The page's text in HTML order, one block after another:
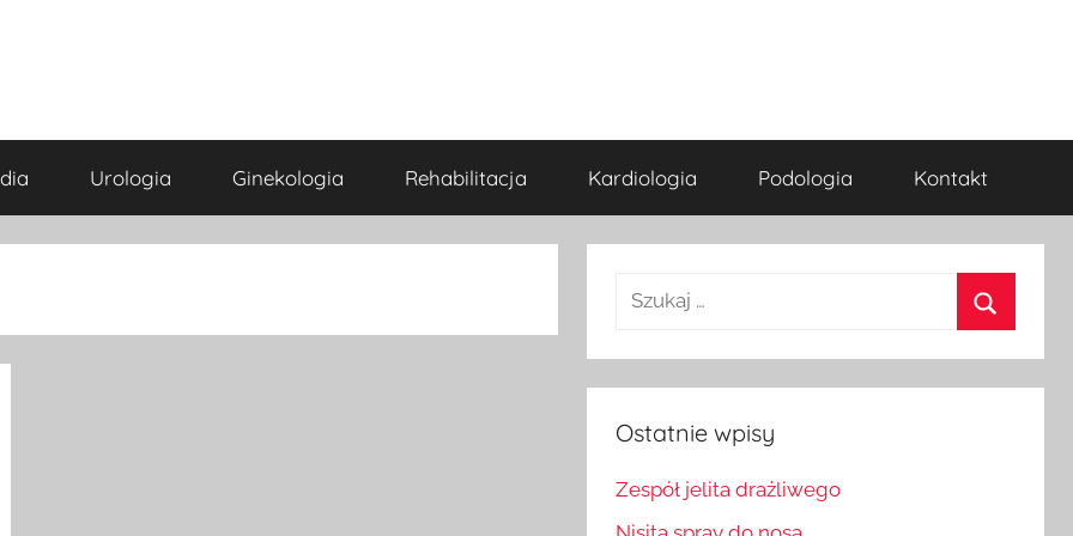
Urologia Ginekologia Rehabilitacja Kardiologia Podologia Kontakt
Szukaj:
Ostatnie wpisy
Zespół jelita drażliwego